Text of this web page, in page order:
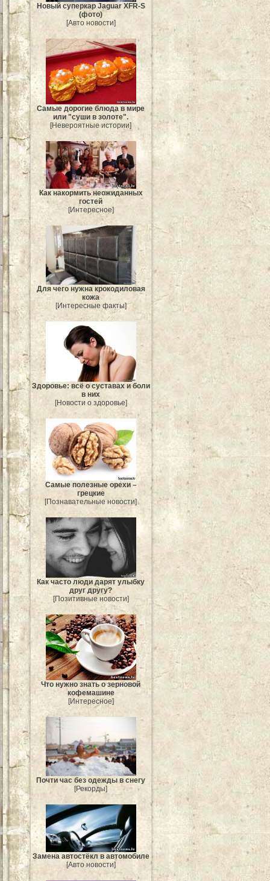
Новый суперкар Jaguar XFR-S
(фото)
[Авто новости]
Самые дорогие блюда в мире
или "суши в золоте".
[Невероятные истории]
Как накормить неожиданных
гостей
[Интересное]
Для чего нужна крокодиловая
кожа
[Интересные факты]
Здоровье: всё о суставах и боли
в них
[Новости о здоровье]
Самые полезные орехи –
грецкие
[Познавательные новости]
Как часто люди дарят улыбку
друг другу?
[Позитивные новости]
Что нужно знать о зерновой
кофемашине
[Интересное]
Почти час без одежды в снегу
[Рекорды]
Замена автостёкл в автомобиле
[Авто новости]